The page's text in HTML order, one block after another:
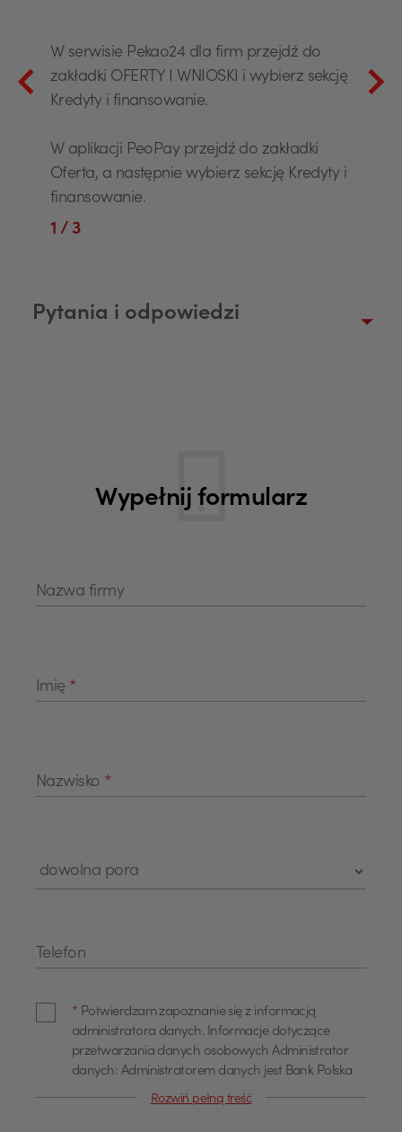
W serwisie Pekao24 dla firm przejdź do
zakładki OFERTY I WNIOSKI i wybierz sekcję
Kredyty i finansowanie.
W aplikacji PeoPay przejdź do zakładki
Oferta, a następnie wybierz sekcję Kredyty i
finansowanie.
1 / 3
Pytania i odpowiedzi
Wypełnij formularz
Nazwa firmy
Imię *
Nazwisko *
Telefon
* Potwierdzam zapoznanie się z informacją
administratora danych. Informacje dotyczące
przetwarzania danych osobowych Administrator
danych: Administratorem danych jest Bank Polska
Kasa Opieki Spółka Akcyjna z siedzibą w Warszawie,
Rozwiń pełną treść